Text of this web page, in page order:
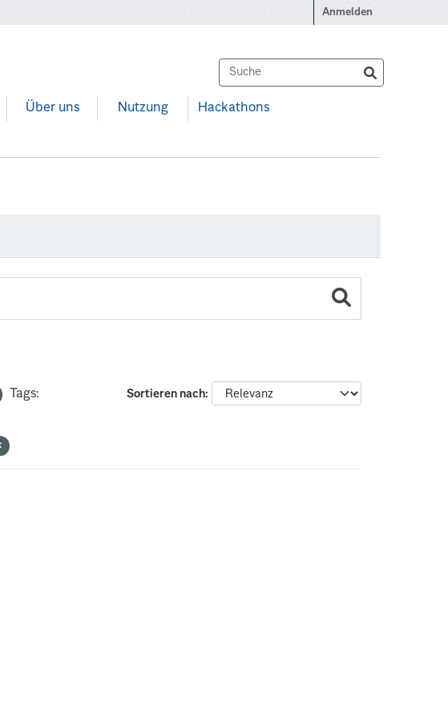
Anmelden
Über uns Nutzung Hackathons
Sortieren nach
Tags: